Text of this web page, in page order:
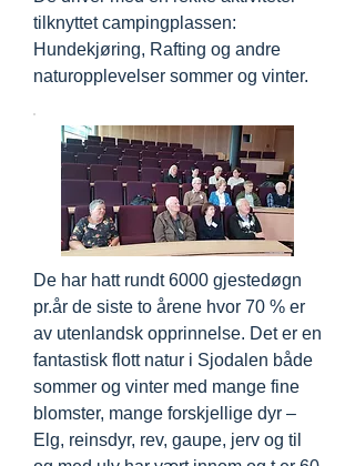
tilknyttet campingplassen:
Hundekjøring, Rafting og andre
naturopplevelser sommer og vinter.
De har hatt rundt 6000 gjestedøgn
pr.år de siste to årene hvor 70 % er
av utenlandsk opprinnelse. Det er en
fantastisk flott natur i Sjodalen både
sommer og vinter med mange fine
blomster, mange forskjellige dyr –
Elg, reinsdyr, rev, gaupe, jerv og til